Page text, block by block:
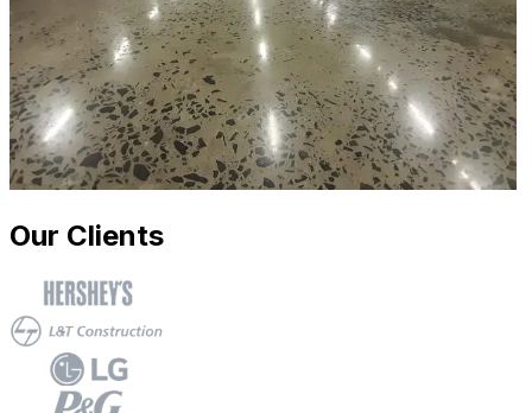
Our Clients